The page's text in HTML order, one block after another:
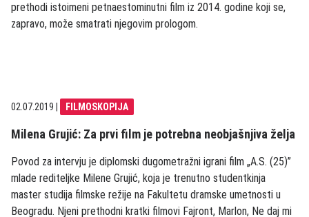
prethodi istoimeni petnaestominutni film iz 2014. godine koji se,
zapravo, može smatrati njegovim prologom.
02.07.2019 FILMOSKOPIJA
Milena Grujić: Za prvi film je potrebna neobjašnjiva želja
Povod za intervju je diplomski dugometražni igrani film „A.S. (25)”
mlade rediteljke Milene Grujić, koja je trenutno studentkinja
master studija filmske režije na Fakultetu dramske umetnosti u
Beogradu. Njeni prethodni kratki filmovi Fajront, Marlon, Ne daj mi